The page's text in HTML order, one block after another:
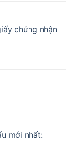
chứng nhận
mới nhất: